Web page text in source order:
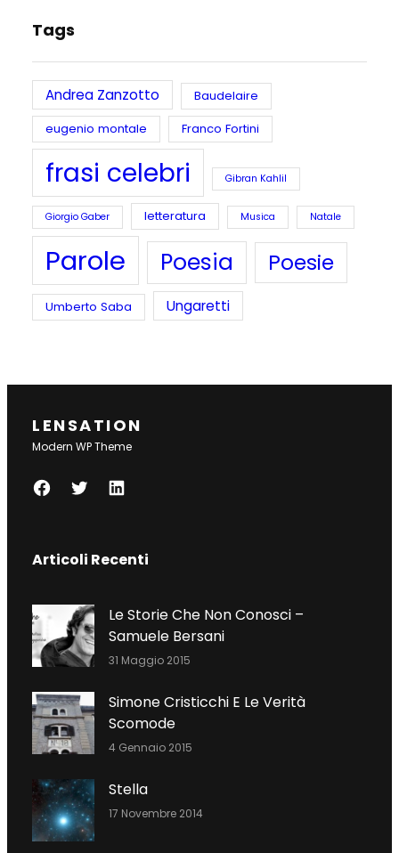
Tags
Andrea Zanzotto
Baudelaire
eugenio montale
Franco Fortini
frasi celebri Gibran Kahlil
Giorgio Gaber letteratura Musica Natale
Parole Poesia Poesie
Umberto Saba Ungaretti
LENSATION
Modern WP Theme
F
E
O
O
K
T
T
E
R
L
K
N
Articoli Recenti
Le Storie Che Non Conosci –
Samuele Bersani
31 Maggio 2015
Simone Cristicchi E Le Verità
Scomode
4 Gennaio 2015
Stella
17 Novembre 2014